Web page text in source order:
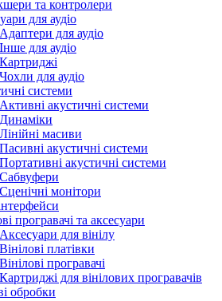
та контролери
для аудіо
Адаптери для аудіо
Інше для аудіо
Картриджі
Чохли для аудіо
системи
Активні акустичні системи
Динаміки
Лінійні масиви
Пасивні акустичні системи
Портативні акустичні системи
Сабвуфери
Сценічні монітори
програвачі та аксесуари
Аксесуари для вінілу
Вінілові платівки
Вінілові програвачі
Картриджі для вінілових програвачів
обробки